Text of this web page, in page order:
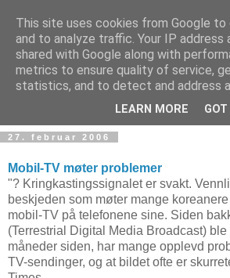
Teknologinyheter
27. februar 2006
Mobil-TV møter problemer
"? Kringkastingssignalet er svakt.
beskjeden som møter mange
mobil-TV på telefonene sine. Siden
(Terrestrial Digital Media Broadcast) ble
måneder siden, har mange opplevd
TV-sendinger, og at bildet ofte er
This site uses cookies from Google
and to analyze traffic. Your IP address
shared with Google along with
metrics to ensure quality of service,
statistics, and to detect and address
LEARN MORE